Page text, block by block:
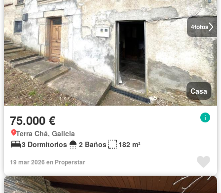
4fotos
Casa
75.000 €
Terra Chá, Galicia
3 Dormitorios
2 Baños 182 m²
19 mar 2026 en Properstar